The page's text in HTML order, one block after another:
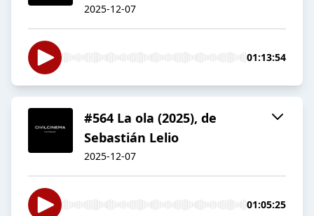
2025-12-07
01:13:54
#564 La ola (2025), de
Sebastián Lelio
2025-12-07
01:05:25